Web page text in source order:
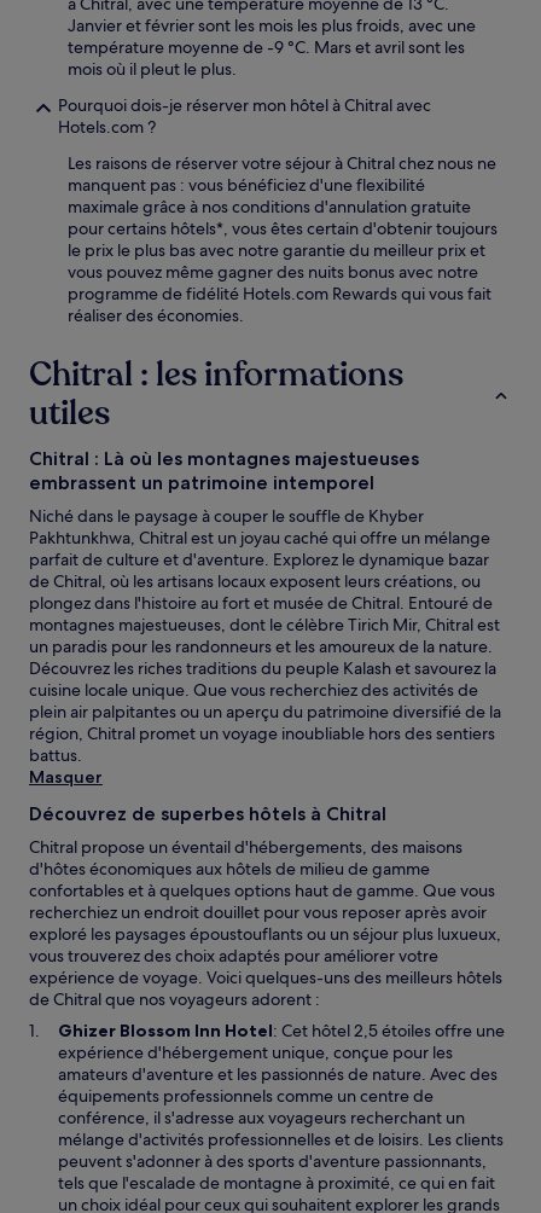
Janvier et février sont les mois les plus froids, avec une
température moyenne de -9 °C. Mars et avril sont les
mois où il pleut le plus.
Pourquoi dois-je réserver mon hôtel à Chitral avec
Hotels.com ?
Les raisons de réserver votre séjour à Chitral chez nous ne
manquent pas : vous bénéficiez d'une flexibilité
maximale grâce à nos conditions d'annulation gratuite
pour certains hôtels*, vous êtes certain d'obtenir toujours
le prix le plus bas avec notre garantie du meilleur prix et
vous pouvez même gagner des nuits bonus avec notre
programme de fidélité Hotels.com Rewards qui vous fait
réaliser des économies.
Chitral : les informations
utiles
Chitral : Là où les montagnes majestueuses
embrassent un patrimoine intemporel
Niché dans le paysage à couper le souffle de Khyber
Pakhtunkhwa, Chitral est un joyau caché qui offre un mélange
parfait de culture et d'aventure. Explorez le dynamique bazar
de Chitral, où les artisans locaux exposent leurs créations, ou
plongez dans l'histoire au fort et musée de Chitral. Entouré de
montagnes majestueuses, dont le célèbre Tirich Mir, Chitral est
un paradis pour les randonneurs et les amoureux de la nature.
Découvrez les riches traditions du peuple Kalash et savourez la
cuisine locale unique. Que vous recherchiez des activités de
plein air palpitantes ou un aperçu du patrimoine diversifié de la
région, Chitral promet un voyage inoubliable hors des sentiers
battus.
Masquer
Découvrez de superbes hôtels à Chitral
Chitral propose un éventail d'hébergements, des maisons
d'hôtes économiques aux hôtels de milieu de gamme
confortables et à quelques options haut de gamme. Que vous
recherchiez un endroit douillet pour vous reposer après avoir
exploré les paysages époustouflants ou un séjour plus luxueux,
vous trouverez des choix adaptés pour améliorer votre
expérience de voyage. Voici quelques-uns des meilleurs hôtels
de Chitral que nos voyageurs adorent :
Ghizer Blossom Inn HotelS
’
o
u
v
r
e
d
a
: Cet hôtel 2,5 étoiles offre une
expérience d'hébergement unique, conçue pour les
amateurs d'aventure et les passionnés de nature. Avec des
équipements professionnels comme un centre de
conférence, il s'adresse aux voyageurs recherchant un
mélange d'activités professionnelles et de loisirs. Les clients
peuvent s'adonner à des sports d'aventure passionnants,
tels que l'escalade de montagne à proximité, ce qui en fait
un choix idéal pour ceux qui souhaitent explorer les grands